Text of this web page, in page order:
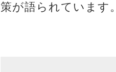
策が語られています。